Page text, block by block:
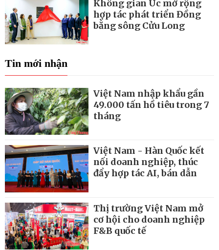
Không gian Úc mở rộng
hợp tác phát triển Đồng
bằng sông Cửu Long
Tin mới nhận
Việt Nam nhập khẩu gần
49.000 tấn hồ tiêu trong 7
tháng
Việt Nam - Hàn Quốc kết
nối doanh nghiệp, thúc
đẩy hợp tác AI, bán dẫn
Thị trường Việt Nam mở
cơ hội cho doanh nghiệp
F&B quốc tế